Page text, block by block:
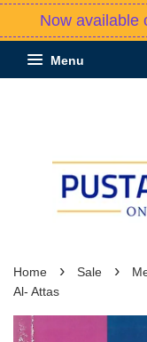
Now available
Menu
Home › Sale ›
Al- Attas